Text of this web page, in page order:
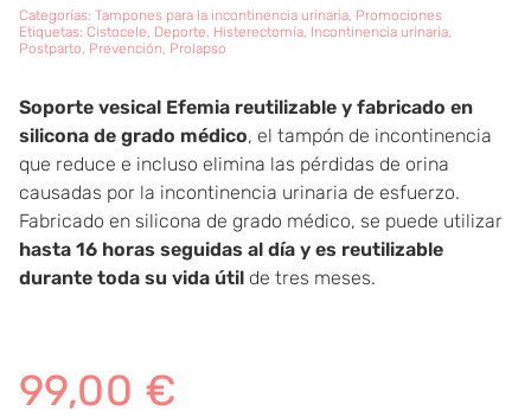
Categorías: Tampones para la incontinencia urinaria, Promociones
Etiquetas: Cistocele Deporte Histerectomía, Incontinencia urinaria,
Postparto Prevención Prolapso
Soporte vesical Efemia reutilizable y fabricado en
silicona de grado médico, el tampón de incontinencia
que reduce e incluso elimina las pérdidas de orina
causadas por la incontinencia urinaria de esfuerzo.
Fabricado en silicona de grado médico, se puede utilizar
hasta 16 horas seguidas al día y es reutilizable
durante toda su vida útilde tres meses.
99,00 €